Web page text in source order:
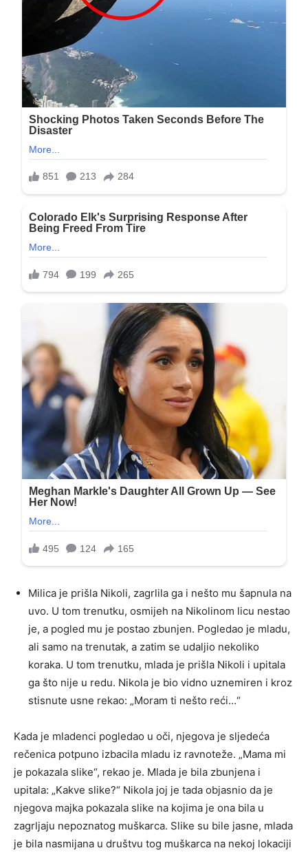
Milica je prišla Nikoli, zagrlila ga i nešto mu šapnula na
uvo. U tom trenutku, osmijeh na Nikolinom licu nestao
je, a pogled mu je postao zbunjen. Pogledao je mladu,
ali samo na trenutak, a zatim se udaljio nekoliko
koraka. U tom trenutku, mlada je prišla Nikoli i upitala
ga što nije u redu. Nikola je bio vidno uznemiren i kroz
stisnute usne rekao: „Moram ti nešto reći…“
Kada je mladenci pogledao u oči, njegova je sljedeća
rečenica potpuno izbacila mladu iz ravnoteže. „Mama mi
je pokazala slike“, rekao je. Mlada je bila zbunjena i
upitala: „Kakve slike?“ Nikola joj je tada objasnio da je
njegova majka pokazala slike na kojima je ona bila u
zagrljaju nepoznatog muškarca. Slike su bile jasne, mlada
je bila nasmijana u društvu tog muškarca na nekoj lokaciji